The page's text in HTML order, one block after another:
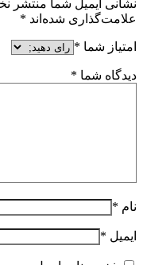
نشانی ایمیل شما منتشر
علامت‌گذاری شده‌اند *
امتیاز شما *
دیدگاه شما *
نام *
ایمیل *